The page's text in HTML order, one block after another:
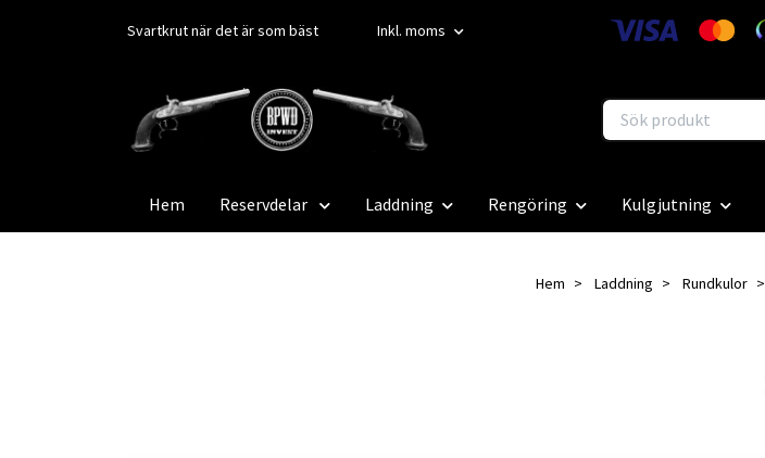
Svartkrut när det är som bäst Inkl. moms
Hem Reservdelar Laddning Rengöring Kulgjutning
Hem Laddning Rundkulor